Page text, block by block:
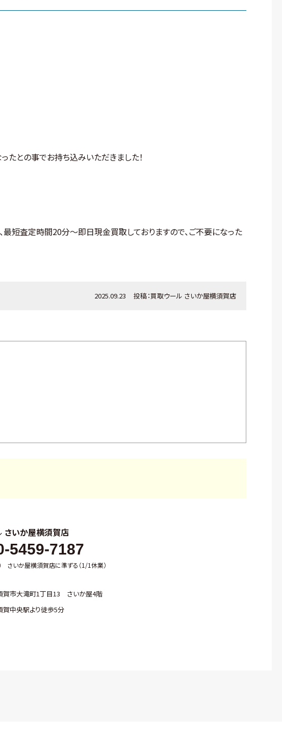
たとの事でお持ち込みいただきました！
短査定時間20分～即日現金買取しておりますので、ご不要になった
2025.09.23 投稿：買取ウール さいか屋横須賀店
さいか屋横須賀店
5459-7187
いか屋横須賀店に準ずる（1/1休業）
賀市大滝町1丁目13 さいか屋4階
賀中央駅より徒歩5分